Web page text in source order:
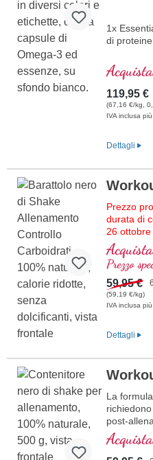
1x
di
119,95 €
(67,16 €/kg,
IVA inclusa più
Dettagli
Prezzo
durata di
26 ottobre
La
esigono il
a catena
muscolari
eritritolo e
per una
nutrienti.
Germania
Prezzo
59,95 €
(59,19 €/kg)
IVA inclusa più
Dettagli
La
post-
combinati